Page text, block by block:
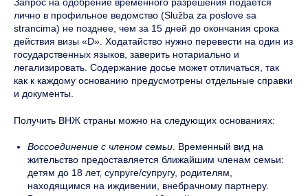
лично в профильное ведомство (Služba za poslove sa
strancima) не позднее, чем за 15 дней до окончания срока
действия визы «D». Ходатайство нужно перевести на один из
государственных языков, заверить нотариально и
легализировать. Содержание досье может отличаться, так
как к каждому основанию предусмотрены отдельные справки
и документы.
Получить ВНЖ страны можно на следующих основаниях:
Воссоединение с членом семьи . Временный вид на
жительство предоставляется ближайшим членам семьи:
детям до 18 лет, супруге/супругу, родителям,
находящимся на иждивении, внебрачному партнеру.